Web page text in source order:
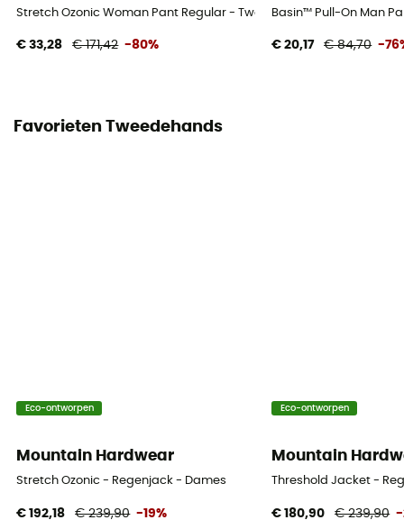
Stretch Ozonic Woman Pant Regular - Tweedehands Regenbroek
€ 33,28 € 171,42 -80%
Basin™ Pull-On Man
€ 20,17 € 84,70 -
Favorieten Tweedehands
Eco-ontworpen
Mountain Hardwear
Stretch Ozonic - Regenjack - Dames
€ 192,18 € 239,90 -19%
Eco-ontworpen
Mountain
Threshold Jacket -
€ 180,90 € 239,90 -